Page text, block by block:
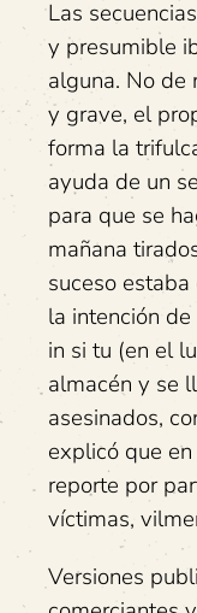
Las
y presumible
alguna. No de
y grave, el
forma la
ayuda de un
para que se
mañana
suceso
la intención
in si tu (en el
almacén y se
asesinados,
explicó que
reporte por
víctimas,
Versiones